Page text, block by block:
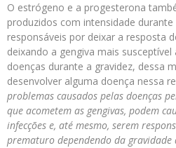
O estrógeno e a progesterona
produzidos com intensidade
responsáveis por deixar a resposta
deixando a gengiva mais
doenças durante a gravidez, dessa
desenvolver alguma doença nessa
problemas causados pelas doenças
que acometem as gengivas, podem
infecções e, até mesmo, serem
prematuro dependendo da gravidade